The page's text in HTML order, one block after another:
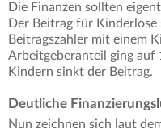
Die Finanzen sollten
Der Beitrag für
Beitragszahler mit einem
Arbeitgeberanteil ging auf
Kindern sinkt der Beitrag.
Deutliche
Nun zeichnen sich laut